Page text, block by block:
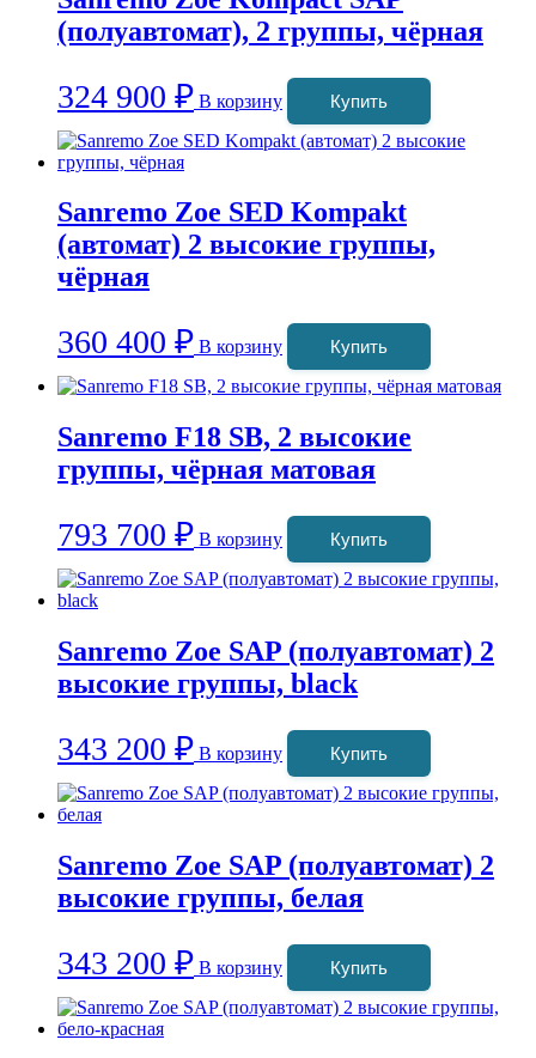
(полуавтомат), 2 группы, чёрная
324 900 ₽ В корзину Купить
Sanremo Zoe SED Kompakt
(автомат) 2 высокие группы,
чёрная
360 400 ₽ В корзину Купить
Sanremo F18 SB, 2 высокие
группы, чёрная матовая
793 700 ₽ В корзину Купить
Sanremo Zoe SAP (полуавтомат) 2
высокие группы, black
343 200 ₽ В корзину Купить
Sanremo Zoe SAP (полуавтомат) 2
высокие группы, белая
343 200 ₽ В корзину Купить